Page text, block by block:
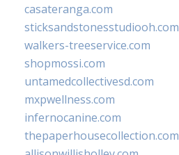
casateranga.com
sticksandstonesstudiooh.com
walkers-treeservice.com
shopmossi.com
untamedcollectivesd.com
mxpwellness.com
infernocanine.com
thepaperhousecollection.com